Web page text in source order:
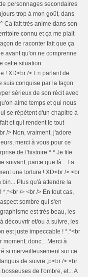
personnages secondaires
trop à mon goût, dans
Ca fait très anime dans son
connu et ça me plait
de raconter fait que ça
avant qu'on ne comprenne
cette situation
! XD<br /> En parlant de
suis conquise par la façon
sérieux de son récit avec
aime temps et qui nous
se répètent d'un chapitre à
et qui rendent le tout
/> Non, vraiment, j'adore
merci à vous pour ce
de l'histoire *.* Je file
suivant, parce que là... La
une torture ! XD<br /> <br
bin... Plus qu'à attendre la
/> <br /> En tout cas,
sombre qui s'en
est très beau, les
découvrir et/ou à suivre, les
est juste impeccable ! *.*<br
moment, donc... Merci à
si merveilleusement sur ce
de suivre ;p<br /> <br
de l'ombre, et... A